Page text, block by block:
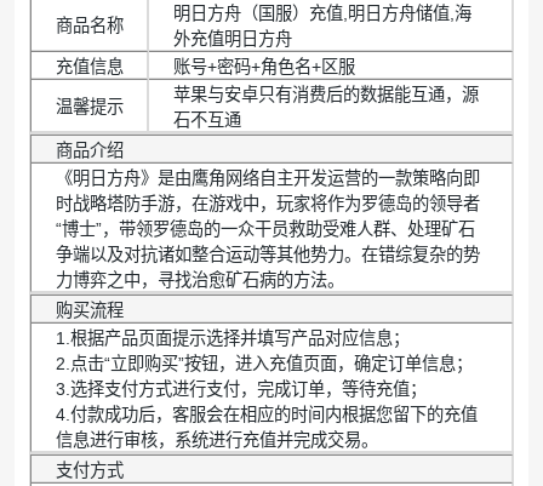
商品名称
明日方舟（国服）充值,明日方舟储值,海
外充值明日方舟
充值信息
账号+密码+角色名+区服
温馨提示
苹果与安卓只有消费后的数据能互通，源
石不互通
商品介绍
《明日方舟》是由鹰角网络自主开发运营的一款策略向即
时战略塔防手游，在游戏中，玩家将作为罗德岛的领导者
“博士”，带领罗德岛的一众干员救助受难人群、处理矿石
争端以及对抗诸如整合运动等其他势力。在错综复杂的势
力博弈之中，寻找治愈矿石病的方法。
购买流程
1.根据产品页面提示选择并填写产品对应信息；
2.点击“立即购买”按钮，进入充值页面，确定订单信息；
3.选择支付方式进行支付，完成订单，等待充值；
4.付款成功后，客服会在相应的时间内根据您留下的充值
信息进行审核，系统进行充值并完成交易。
支付方式